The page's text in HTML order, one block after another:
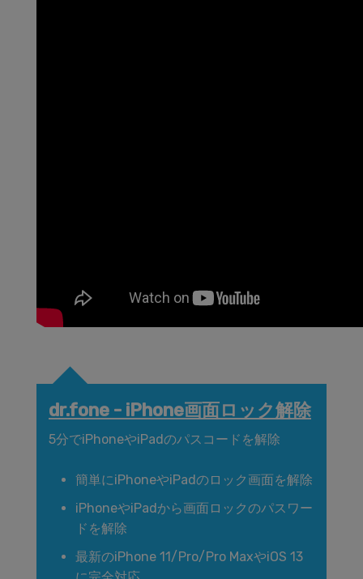
dr.fone - iPhone画面ロック解除
5分でiPhoneやiPadのパスコードを解除
簡単にiPhoneやiPadのロック画面を解除
iPhoneやiPadから画面ロックのパスワー
ドを解除
最新のiPhone 11/Pro/Pro MaxやiOS 13